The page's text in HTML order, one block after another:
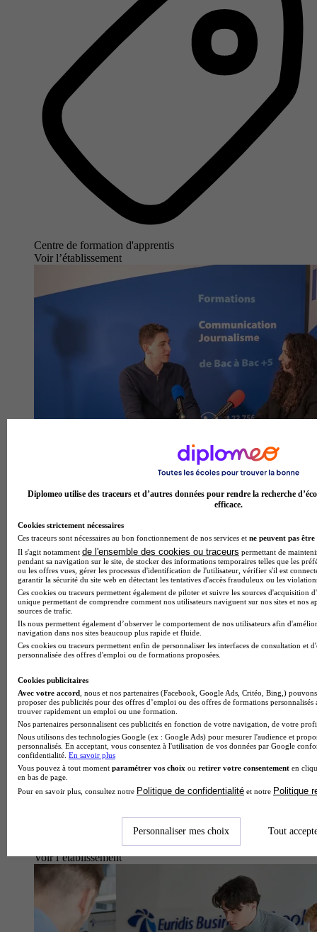
Centre de formation d'apprentis
Voir l’établissement
Aucun avis
Vichy
École de communication
Voir l’établissement
Diplomeo utilise des traceurs et d’autres données pour rendre la recherche
efficace.
Cookies strictement nécessaires
Ces traceurs sont nécessaires au bon fonctionnement de nos services et ne peuvent pas être
Il s'agit notamment de l'ensemble des cookies ou traceurs permettant de
pendant sa navigation sur le site, de stocker des informations temporaires telles que les
ou les offres vues, gérer les processus d'identification de l'utilisateur, vérifier s'il est
garantir la sécurité du site web en détectant les tentatives d'accès frauduleux ou les
Ces cookies ou traceurs permettent également de piloter et suivre les sources d'acquisition
unique permettant de comprendre comment nos utilisateurs naviguent sur nos sites et nos
sources de trafic.
Ils nous permettent également d’observer le comportement de nos utilisateurs afin
navigation dans nos sites beaucoup plus rapide et fluide.
Ces cookies ou traceurs permettent enfin de personnaliser les interfaces de consultation et
personnalisée des offres d'emploi ou de formations proposées.
Cookies publicitaires
Avec votre accord , nous et nos partenaires (Facebook, Google Ads, Critéo, Bing,)
proposer des publicités pour des offres d’emploi ou des offres de formations
trouver rapidement un emploi ou une formation.
Nos partenaires personnalisent ces publicités en fonction de votre navigation, de votre
Nous utilisons des technologies Google (ex : Google Ads) pour mesurer l'audience et
personnalisés. En acceptant, vous consentez à l'utilisation de vos données par Google
confidentialité. En savoir plus
Vous pouvez à tout moment paramétrer vos choix ou retirer votre consentement en
en bas de page.
Pour en savoir plus, consultez notre Politique de confidentialité et notre Politique
Personnaliser mes choix Tout